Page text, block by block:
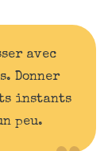
avec
Donner
instants
peu.